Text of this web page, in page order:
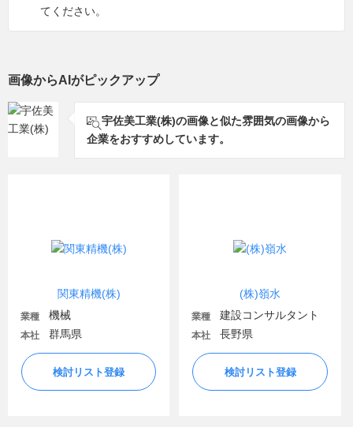
てください。
画像からAIがピックアップ
宇佐美工業(株)の画像と似た雰囲気の画像から
企業をおすすめしています。
関東精機(株)
業種 機械
本社 群馬県
検討リスト登録
(株)嶺水
業種 建設コンサルタント
本社 長野県
検討リスト登録